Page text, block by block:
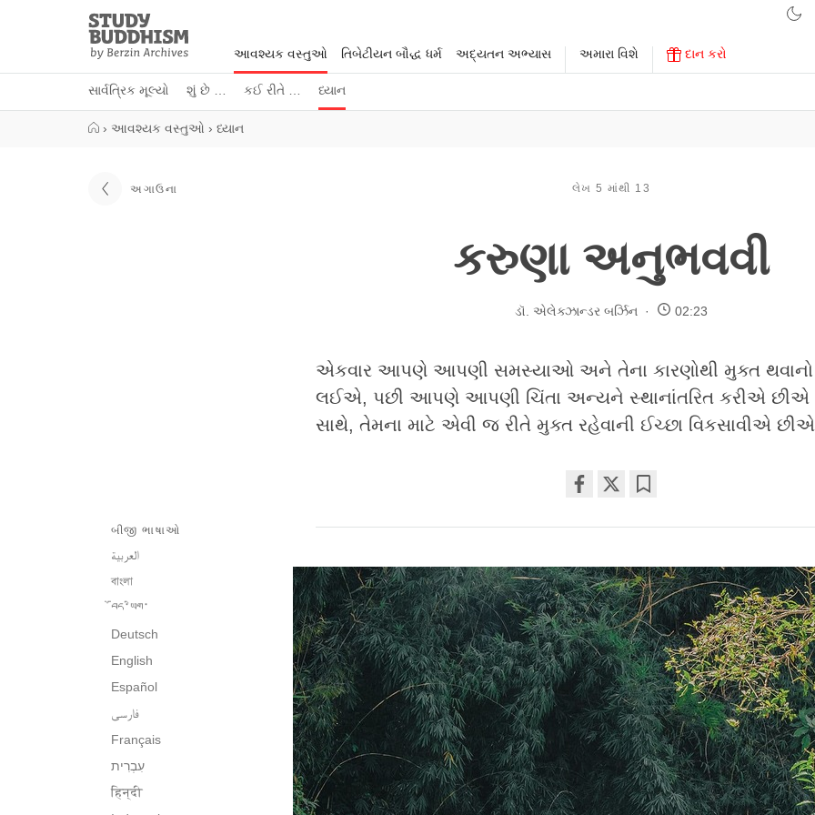
Study
Buddhism
Home
આવશ્યક વસ્તુઓ
સાર્વત્રિક મૂલ્યો શું છે … કઈ રીતે … ધ્યાન
તિબેટીયન બૌદ્ધ ધર્મ અદ્યતન અભ્યાસ અમારા વિશે દાન કરો
› આવશ્યક વસ્તુઓ › ધ્યાન
અગાઉના લેખ 5 માંથી 13
કરુણા અનુભવવી
ડૉ. એલેક્ઝાન્ડર બર્ઝિન 02:23
એકવાર આપણે આપણી સમસ્યાઓ અને તેના કારણોથી મુક્ત થવાનો
લઈએ, પછી આપણે આપણી ચિંતા અન્યને સ્થાનાંતરિત કરીએ
સાથે, તેમના માટે એવી જ રીતે મુક્ત રહેવાની ઈચ્છા વિકસાવીએ
on
બીજી ભાષાઓ
العربية
বাংলা
བོད་ཡིག་
Deutsch
English
Español
فارسی
Français
हिन्दी